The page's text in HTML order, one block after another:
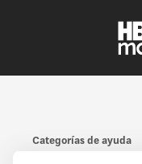
Categorías de ayuda